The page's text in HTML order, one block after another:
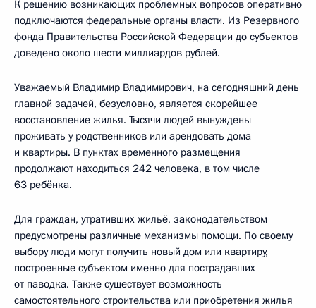
К решению возникающих проблемных вопросов оперативно
подключаются федеральные органы власти. Из Резервного
фонда Правительства Российской Федерации до субъектов
доведено около шести миллиардов рублей.
Уважаемый Владимир Владимирович, на сегодняшний день
главной задачей, безусловно, является скорейшее
восстановление жилья. Тысячи людей вынуждены
проживать у родственников или арендовать дома
и квартиры. В пунктах временного размещения
продолжают находиться 242 человека, в том числе
63 ребёнка.
Для граждан, утративших жильё, законодательством
предусмотрены различные механизмы помощи. По своему
выбору люди могут получить новый дом или квартиру,
построенные субъектом именно для пострадавших
от паводка. Также существует возможность
самостоятельного строительства или приобретения жилья